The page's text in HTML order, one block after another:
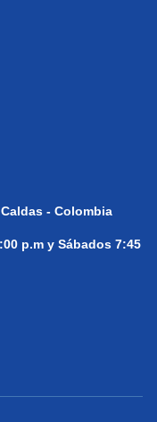
- Colombia
p.m y Sábados 7:45